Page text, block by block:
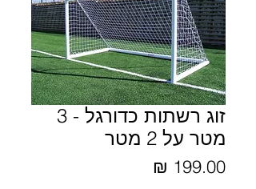
זוג רשתות כדורגל - 3
מטר על 2 מטר